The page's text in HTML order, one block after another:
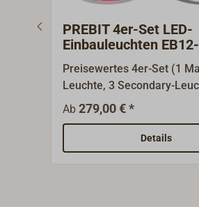
PREBIT 4er-Set LED-
Einbauleuchten
Main/Secondary
Preisewertes 4er-Set (1
Leuchte, 3 Secondary-
eleganten, schlichten LED
Deckenleuchten EB12-3 mit
weiterentwickelten Version
V2.0. Die Einbauleuchten
Ab279,00 € *
Details